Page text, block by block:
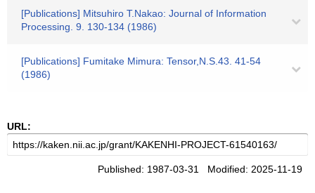
[Publications] Mitsuhiro T.Nakao: Journal of Information
Processing. 9. 130-134 (1986)
[Publications] Fumitake Mimura: Tensor,N.S.43. 41-54
(1986)
URL:
Published: 1987-03-31 Modified: 2025-11-19